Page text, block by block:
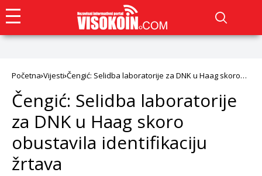
Početna Vijesti Čengić: Selidba laboratorije za DNK u Haag skoro
Čengić: Selidba laboratorije
za DNK u Haag skoro
obustavila identifikaciju
žrtava